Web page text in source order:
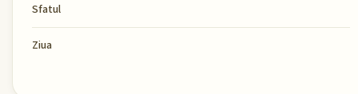
Sfatul
Ziua